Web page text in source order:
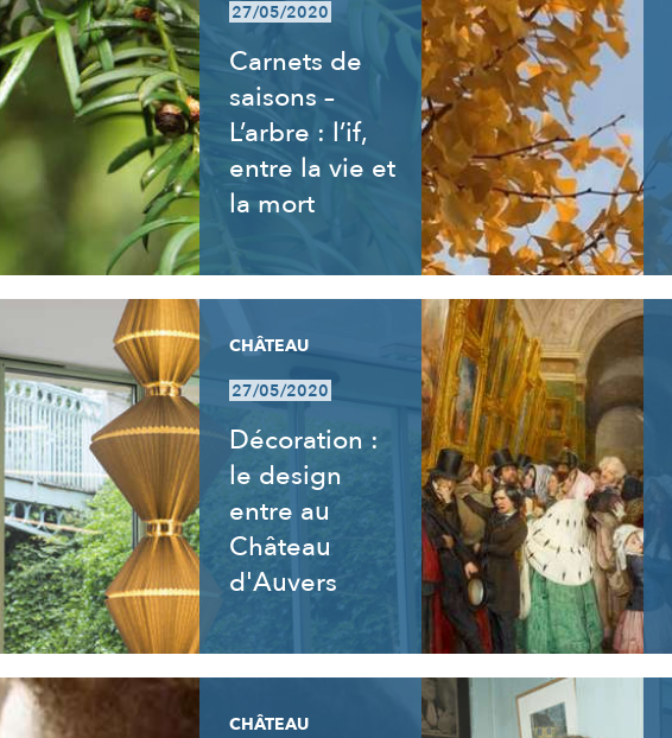
27/05/2020
Carnets de
saisons –
L’arbre : l’if,
entre la vie et
la mort
CHÂTEAU
27/05/2020
Décoration :
le design
entre au
Château
d'Auvers
CHÂTEAU